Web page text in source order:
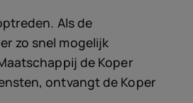
Als de
zo snel mogelijk
de Koper
ontvangt de Koper